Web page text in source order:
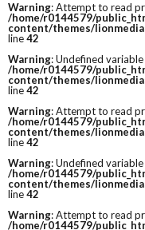
Warning: Attempt to read
/home/r0144579/
content/themes/
line42
Warning: Undefined
/home/r0144579/
content/themes/
line42
Warning: Attempt to read
/home/r0144579/
content/themes/
line42
Warning: Undefined
/home/r0144579/
content/themes/
line42
Warning: Attempt to read
/home/r0144579/